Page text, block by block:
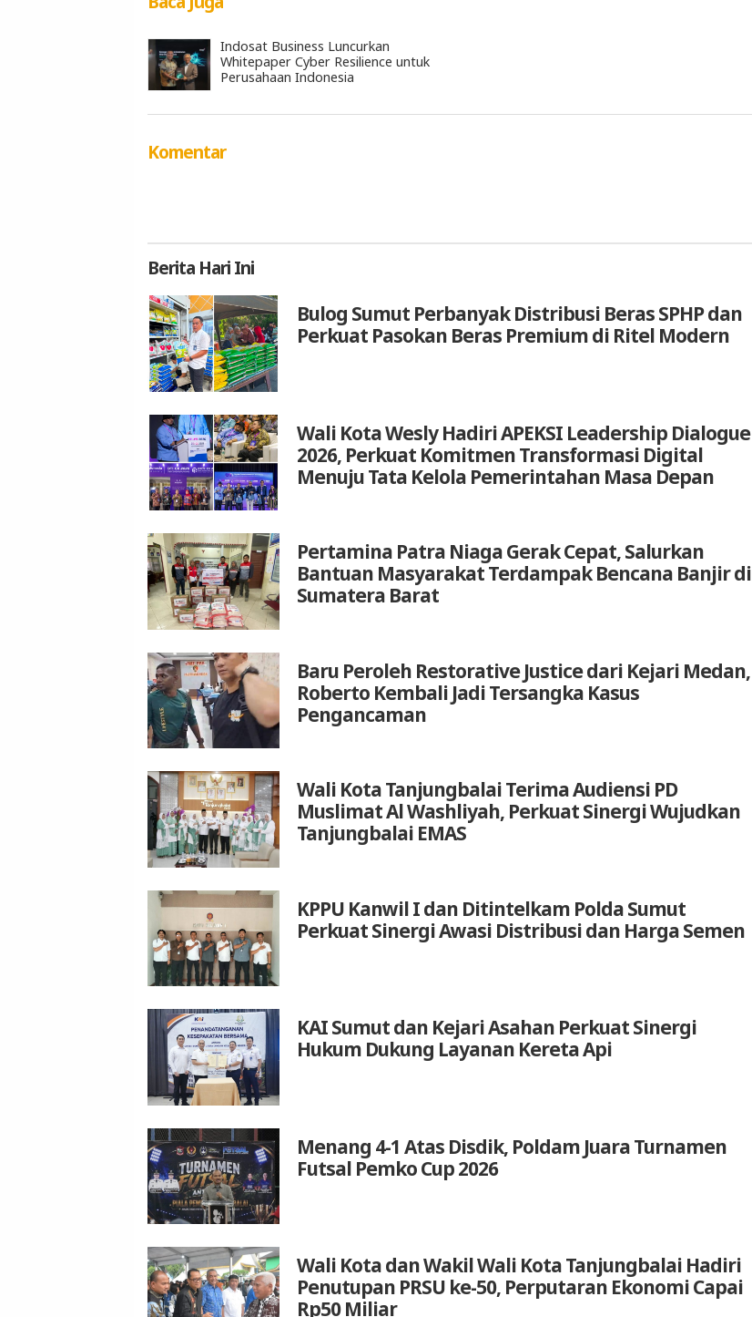
Indosat Business Luncurkan
Whitepaper Cyber Resilience untuk
Perusahaan Indonesia
Komentar
Berita Hari Ini
Bulog Sumut Perbanyak Distribusi Beras SPHP dan
Perkuat Pasokan Beras Premium di Ritel Modern
Wali Kota Wesly Hadiri APEKSI Leadership Dialogue
2026, Perkuat Komitmen Transformasi Digital
Menuju Tata Kelola Pemerintahan Masa Depan
Pertamina Patra Niaga Gerak Cepat, Salurkan
Bantuan Masyarakat Terdampak Bencana Banjir di
Sumatera Barat
Baru Peroleh Restorative Justice dari Kejari Medan,
Roberto Kembali Jadi Tersangka Kasus
Pengancaman
Wali Kota Tanjungbalai Terima Audiensi PD
Muslimat Al Washliyah, Perkuat Sinergi Wujudkan
Tanjungbalai EMAS
KPPU Kanwil I dan Ditintelkam Polda Sumut
Perkuat Sinergi Awasi Distribusi dan Harga Semen
KAI Sumut dan Kejari Asahan Perkuat Sinergi
Hukum Dukung Layanan Kereta Api
Menang 4-1 Atas Disdik, Poldam Juara Turnamen
Futsal Pemko Cup 2026
Wali Kota dan Wakil Wali Kota Tanjungbalai Hadiri
Penutupan PRSU ke-50, Perputaran Ekonomi Capai
Rp50 Miliar